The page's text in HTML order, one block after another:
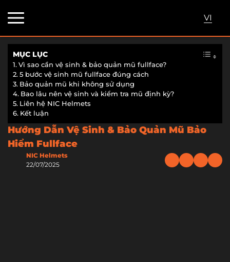
VI
Hướng Dẫn Vệ Sinh & Bảo Quản Mũ Bảo
Hiểm Fullface
NIC Helmets
22/07/2025
MỤC LỤC
Vì sao cần vệ sinh & bảo quản mũ fullface?
5 bước vệ sinh mũ fullface đúng cách
Bảo quản mũ khi không sử dụng
Bao lâu nên vệ sinh và kiểm tra mũ định kỳ?
Liên hệ NIC Helmets
Kết luận